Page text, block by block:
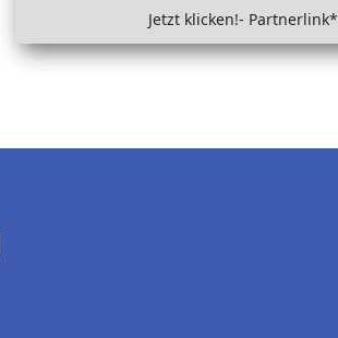
Jetzt klicken!- Partnerlink*